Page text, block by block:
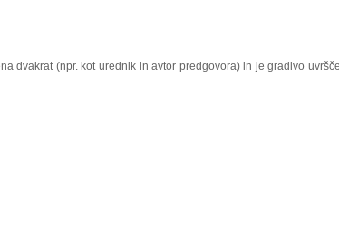
(npr. kot urednik in avtor predgovora) in je gradivo